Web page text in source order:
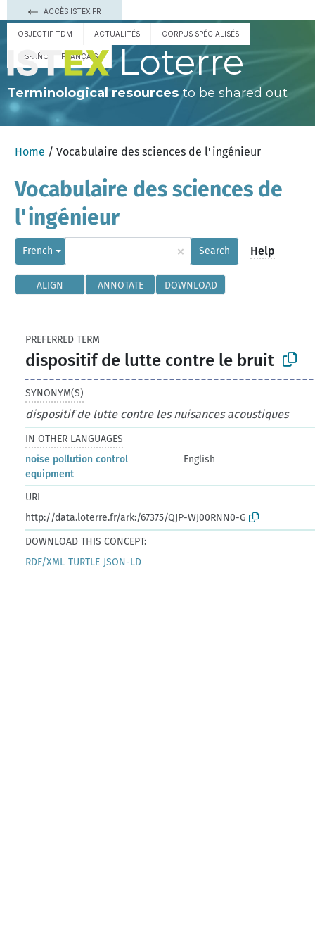
ACCÈS ISTEX.FR
OBJECTIF TDM ACTUALITÉS CORPUS SPÉCIALISÉS
ESPAÑOL FRANÇAIS Loterre
Terminological resourcesto be shared out
Home / Vocabulaire des sciences de l'ingénieur
Vocabulaire des sciences de
l'ingénieur
French × Search Help
ALIGN ANNOTATE DOWNLOAD
PREFERRED TERM
dispositif de lutte contre le bruit
SYNONYM(S)
dispositif de lutte contre les nuisances acoustiques
IN OTHER LANGUAGES
noise pollution control
equipment
English
URI
http://data.loterre.fr/ark:/67375/QJP-WJ00RNN0-G
DOWNLOAD THIS CONCEPT:
RDF/XML TURTLE JSON-LD